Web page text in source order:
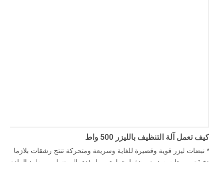
كيف تعمل آلة التنظيف بالليزر 500 واط
* نبضات ليزر قوية وقصيرة للغاية وسريعة ومتحركة تنتج رشقات بلازما
دقيقة وموجات صدمة وضغط حراري مما يؤدي إلى تسامي وطرد المادة